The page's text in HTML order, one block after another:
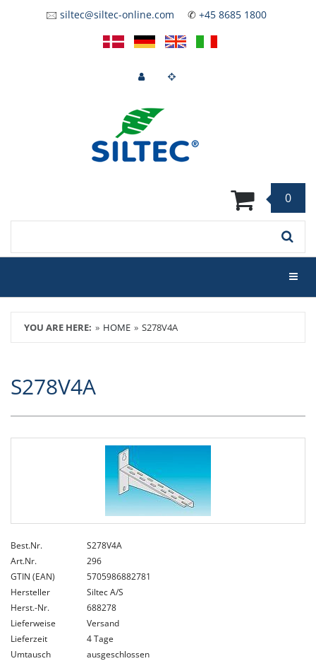
🖂 siltec@siltec-online.com ✆ +45 8685 1800
0
YOU ARE HERE: HOME S278V4A
S278V4A
Best.Nr.
S278V4A
Art.Nr.
296
GTIN (EAN)
5705986882781
Hersteller
Siltec A/S
Herst.-Nr.
688278
Lieferweise
Versand
Lieferzeit
4 Tage
Umtausch
ausgeschlossen